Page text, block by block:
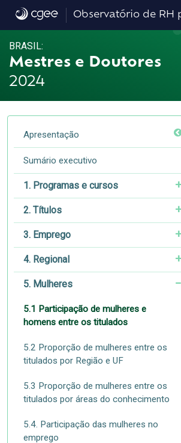
5.1 Participação de
Observatório de RH
BRASIL:
Mestres e Doutores
2024
Apresentação
Sumário executivo
1. Programas e cursos
2. Títulos
3. Emprego
4. Regional
5. Mulheres
5.1 Participação de mulheres e
homens entre os titulados
5.2 Proporção de mulheres entre os
titulados por Região e UF
5.3 Proporção de mulheres entre os
titulados por áreas do conhecimento
5.4. Participação das mulheres no
emprego